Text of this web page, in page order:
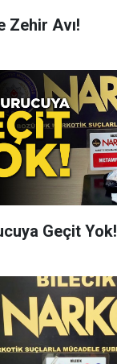
Zehir Avı!
Geçit Yok!